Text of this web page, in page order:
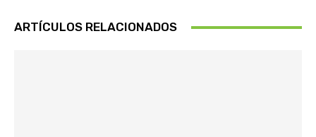
ARTÍCULOS RELACIONADOS